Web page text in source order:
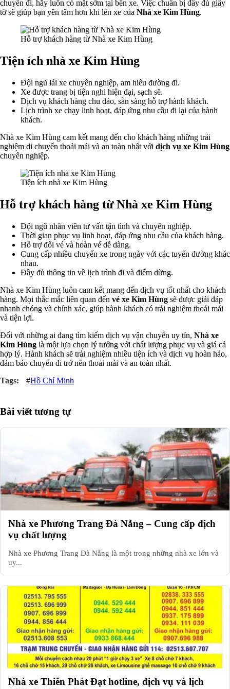
chuyến đi, hãy luôn có mặt sớm tại bến xe. Việc chuẩn bị đầy đủ giấy
tờ sẽ giúp bạn yên tâm hơn khi lên xe của Nhà xe Kim Hùng.
Hỗ trợ khách hàng từ Nhà xe Kim Hùng
Tiện ích nhà xe Kim Hùng
Đội ngũ lái xe chuyên nghiệp, am hiểu đường đi.
Xe được trang bị tiện nghi hiện đại, sạch sẽ.
Dịch vụ khách hàng chu đáo, sẵn sàng hỗ trợ hành khách.
Lịch trình xe chạy linh hoạt, đáp ứng nhu cầu đi lại của hành
khách.
Nhà xe Kim Hùng cam kết mang đến cho khách hàng những trải
nghiệm di chuyển thoải mái và an toàn nhất với dịch vụ xe Kim Hùng
chuyên nghiệp.
Tiện ích nhà xe Kim Hùng
Hỗ trợ khách hàng từ Nhà xe Kim Hùng
Đội ngũ nhân viên tư vấn tận tình và chuyên nghiệp.
Thời gian phục vụ linh hoạt, đáp ứng nhu cầu của khách hàng.
Hỗ trợ đổi vé và hoàn vé dễ dàng.
Cung cấp nhiều chuyến xe trong ngày với các tuyến đường khác
nhau.
Đầy đủ thông tin về lịch trình đi và điểm dừng.
Nhà xe Kim Hùng luôn cam kết mang đến dịch vụ tốt nhất cho khách
hàng. Mọi thắc mắc liên quan đến vé xe Kim Hùng sẽ được giải đáp
nhanh chóng và chính xác, giúp hành khách có trải nghiệm thoải mái
và tiện lợi.
Đối với những ai đang tìm kiếm dịch vụ vận chuyển uy tín, Nhà xe
Kim Hùng là một lựa chọn lý tưởng với chất lượng phục vụ và giá cả
hợp lý. Hành khách sẽ trải nghiệm nhiều tiện ích và dịch vụ hoàn hảo,
đảm bảo chuyến đi trở nên thoải mái và an toàn nhất.
#Hồ Chí Minh
Bài viết tương tự
Nhà xe Phương Trang Đà Nẵng – Cung cấp dịch
vụ chất lượng
Nhà xe Phương Trang Đà Nẵng là một trong những nhà xe lớn và
uy...
Nhà xe Thiên Phát Đạt hotline, dịch vụ và lịch